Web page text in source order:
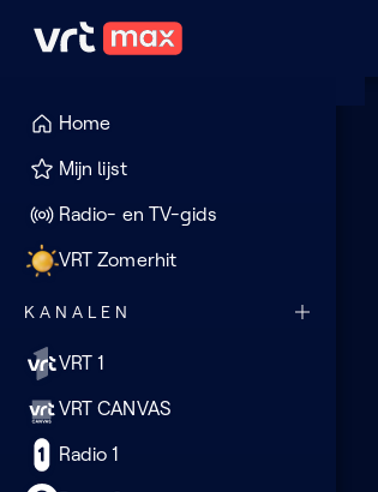
Naar hoofdinhoud
Home
Mijn lijst
Radio- en TV-gids
VRT Zomerhit
KANALEN
VRT 1
VRT CANVAS
Radio 1